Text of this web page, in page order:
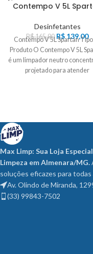
Contempo V 5L
Desinfetantes
R$165,90 R$ 139,00
Contempo V 5L Spartan
Produto O Contempo V 5L
é um limpador neutro
projetado para atender
Max Limp: Sua Loja
Limpeza em Almenara/MG.
soluções eficazes para
Av. Olindo de Miranda,
(33) 99843-7502